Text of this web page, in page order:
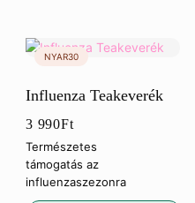
Influenza Teakeverék
3 990Ft
Természetes
támogatás az
influenzaszezonra